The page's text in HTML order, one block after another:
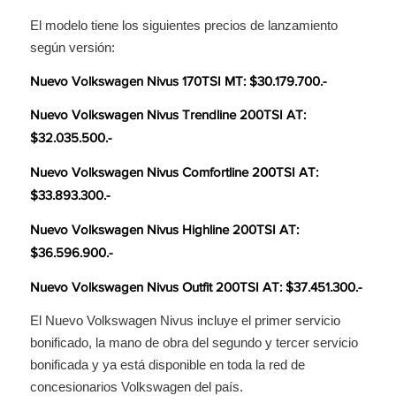
El modelo tiene los siguientes precios de lanzamiento
según versión:
Nuevo Volkswagen Nivus 170TSI MT: $30.179.700.-
Nuevo Volkswagen Nivus Trendline 200TSI AT:
$32.035.500.-
Nuevo Volkswagen Nivus Comfortline 200TSI AT:
$33.893.300.-
Nuevo Volkswagen Nivus Highline 200TSI AT:
$36.596.900.-
Nuevo Volkswagen Nivus Outfit 200TSI AT: $37.451.300.-
El Nuevo Volkswagen Nivus incluye el primer servicio
bonificado, la mano de obra del segundo y tercer servicio
bonificada y ya está disponible en toda la red de
concesionarios Volkswagen del país.